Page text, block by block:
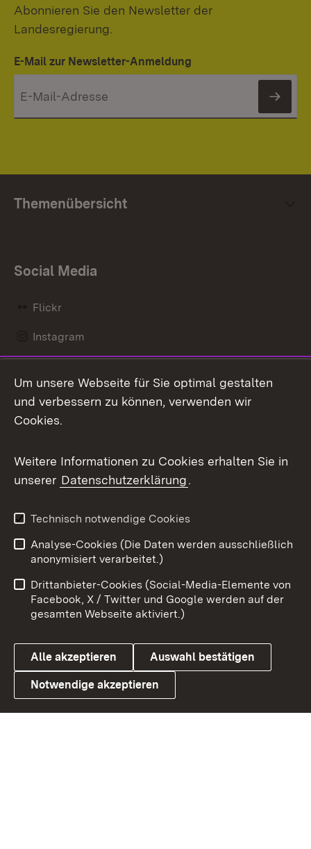
Abonnieren Sie den Newsletter der
Landesregierung.
E-Mail zur Newsletter-Anmeldung
Themenübersicht
Social Media
Flickr
Instagram
Mastodon
Messenger
Social Wall
X / Twitter
Youtube
Link zum Landesportal
Benutzungshinweise
Barrierefreiheit
Datenschutz
Cookies
Um unsere Webseite für Sie optimal gestalten
und verbessern zu können, verwenden wir
Cookies.
Weitere Informationen zu Cookies erhalten Sie in
unserer Datenschutzerklärung.
Technisch notwendige Cookies
Analyse-Cookies (Die Daten werden ausschließlich
anonymisiert verarbeitet.)
Drittanbieter-Cookies (Social-Media-Elemente von
Facebook, X / Twitter und Google werden auf der
gesamten Webseite aktiviert.)
Alle akzeptieren Auswahl bestätigen
Notwendige akzeptieren